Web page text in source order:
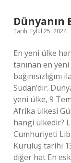
Dünyanın
Tarih: Eylül 25, 2024
En yeni ülke
tanınan en
Sudan’dır.
yeni ülke, 9
Afrika ülkesi
hangi ülkedir?
Cumhuriyeti
Kuruluş tarihi
diğer hat En